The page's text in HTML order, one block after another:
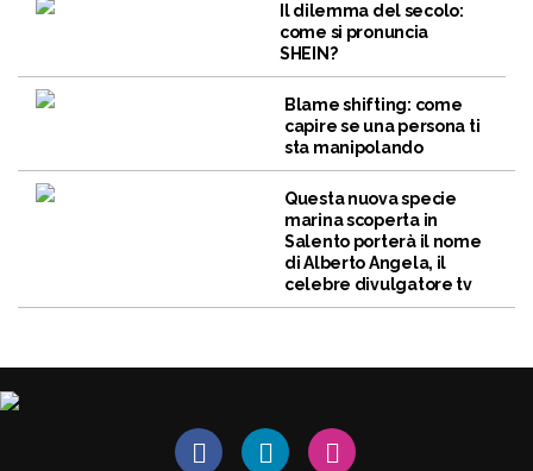
Il dilemma del secolo:
come si pronuncia
SHEIN?
Blame shifting: come
capire se una persona ti
sta manipolando
Questa nuova specie
marina scoperta in
Salento porterà il nome
di Alberto Angela, il
celebre divulgatore tv